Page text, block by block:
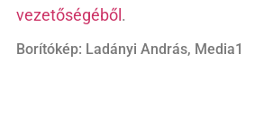
vezetőségéből.
Borítókép: Ladányi András, Media1